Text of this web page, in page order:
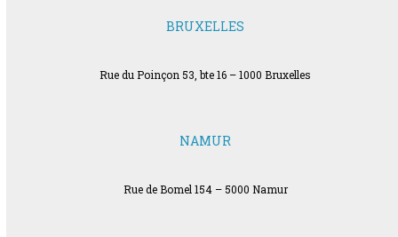
BRUXELLES
Rue du Poinçon 53, bte 16 – 1000 Bruxelles
NAMUR
Rue de Bomel 154 – 5000 Namur